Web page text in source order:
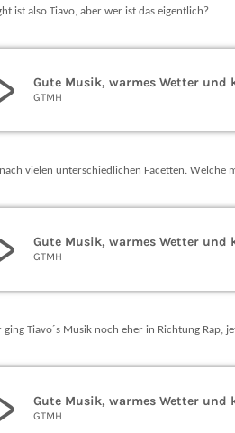
ist also Tiavo, aber wer ist das eigentlich?
Gute Musik, warmes Wetter und
GTMH
vielen unterschiedlichen Facetten. Welche
Gute Musik, warmes Wetter und
GTMH
ging Tiavo´s Musik noch eher in Richtung Rap,
Gute Musik, warmes Wetter und
GTMH